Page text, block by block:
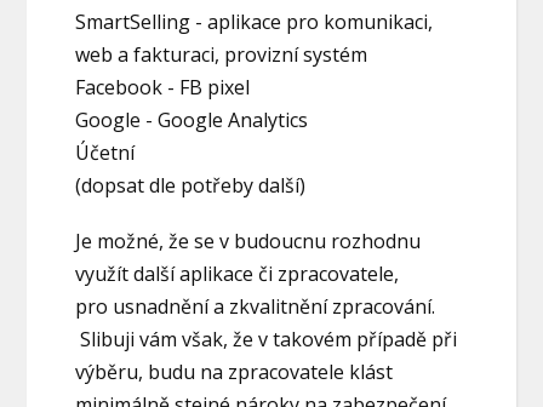
SmartSelling - aplikace pro komunikaci,
web a fakturaci, provizní systém
Facebook - FB pixel
Google - Google Analytics
Účetní
(dopsat dle potřeby další)
Je možné, že se v budoucnu rozhodnu
využít další aplikace či zpracovatele,
pro usnadnění a zkvalitnění zpracování.
Slibuji vám však, že v takovém případě při
výběru, budu na zpracovatele klást